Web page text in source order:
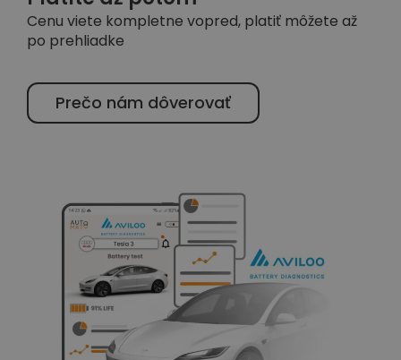
Cenu viete kompletne vopred, platiť môžete až
po prehliadke
Prečo nám dôverovať